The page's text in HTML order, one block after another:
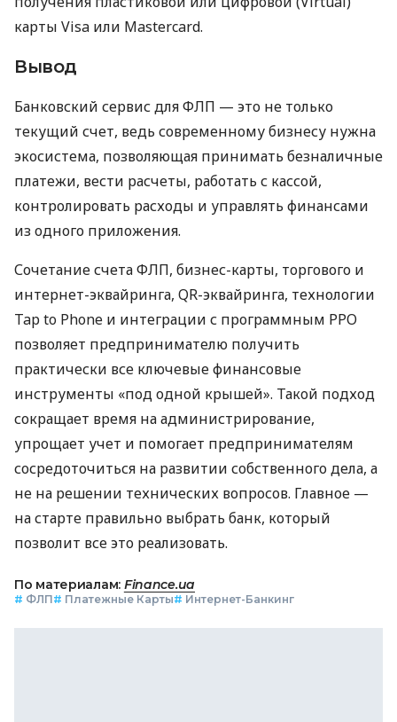
карты Visa или Mastercard.
Вывод
Банковский сервис для ФЛП — это не только
текущий счет, ведь современному бизнесу нужна
экосистема, позволяющая принимать безналичные
платежи, вести расчеты, работать с кассой,
контролировать расходы и управлять финансами
из одного приложения.
Сочетание счета ФЛП, бизнес-карты, торгового и
интернет-эквайринга, QR-эквайринга, технологии
Tap to Phone и интеграции с программным РРО
позволяет предпринимателю получить
практически все ключевые финансовые
инструменты «под одной крышей». Такой подход
сокращает время на администрирование,
упрощает учет и помогает предпринимателям
сосредоточиться на развитии собственного дела, а
не на решении технических вопросов. Главное —
на старте правильно выбрать банк, который
позволит все это реализовать.
По материалам: Finance.ua
# ФЛП# Платежные Карты# Интернет-Банкинг